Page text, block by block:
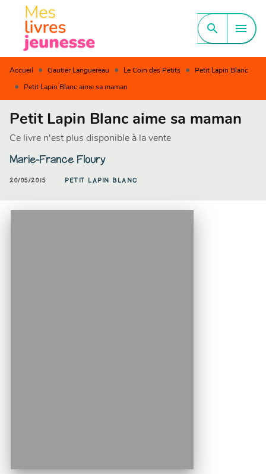
MENU CONTENU
PIED DE PAGE
search menu
Accueil • Gautier Languereau • Le Coin des Petits • Petit Lapin Blanc
• Petit Lapin Blanc aime sa maman
Petit Lapin Blanc aime sa maman
Ce livre n'est plus disponible à la vente
Marie-France Floury
20/05/2015 PETIT LAPIN BLANC